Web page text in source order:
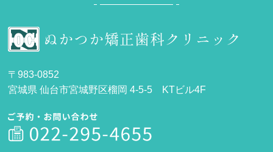
〒983-0852
宮城県 仙台市宮城野区榴岡 4-5-5 KTビル4F